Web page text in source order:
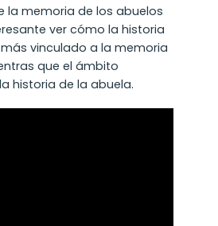
la memoria de los abuelos
ver cómo la historia
vinculado a la memoria
que el ámbito
historia de la abuela.